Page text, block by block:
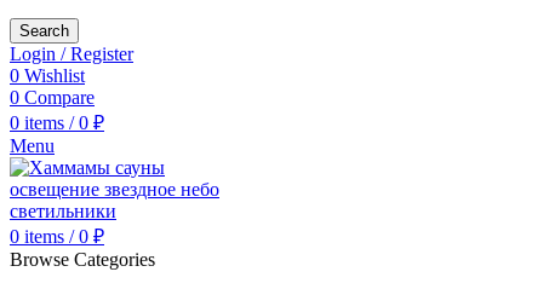
Search
Login / Register
0 Wishlist
0 Compare
0 items / 0 ₽
Menu
0 items / 0 ₽
Browse Categories